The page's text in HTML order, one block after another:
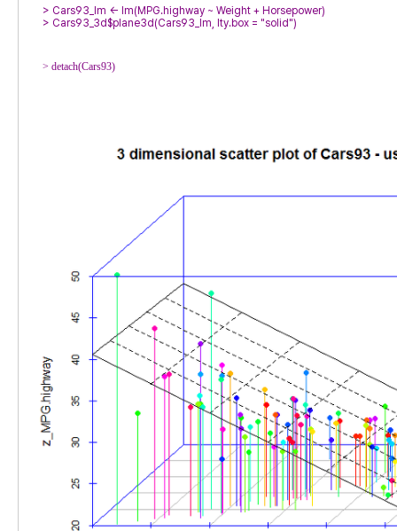
>
> Cars93_3d$plane3d(Cars93_lm, lty.box = "solid")
> detach(Cars93)